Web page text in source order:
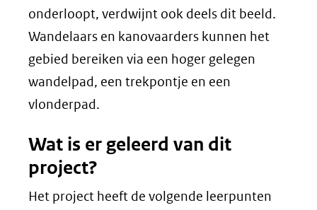
onderloopt, verdwijnt ook deels dit beeld.
Wandelaars en kanovaarders kunnen het
gebied bereiken via een hoger gelegen
wandelpad, een trekpontje en een
vlonderpad.
Wat is er geleerd van dit
project?
Het project heeft de volgende leerpunten